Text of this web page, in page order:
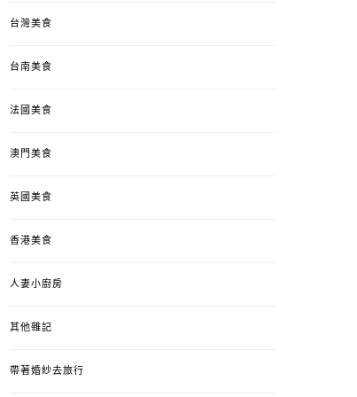
台灣美食
台南美食
法國美食
澳門美食
英國美食
香港美食
人妻小廚房
其他雜記
帶著婚紗去旅行